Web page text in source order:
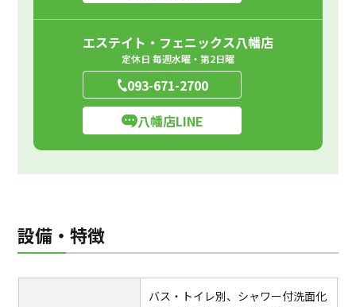
エステイト・フェニックス八幡店
定休日 毎週水曜・第2日曜
093-671-2700
八幡店LINE
設備・特徴
バス・トイレ別、シャワー付洗面化